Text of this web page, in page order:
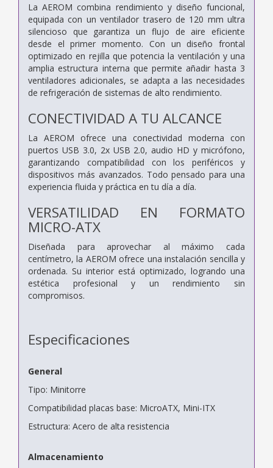
La AEROM combina rendimiento y diseño funcional,
equipada con un ventilador trasero de 120 mm ultra
silencioso que garantiza un flujo de aire eficiente
desde el primer momento. Con un diseño frontal
optimizado en rejilla que potencia la ventilación y una
amplia estructura interna que permite añadir hasta 3
ventiladores adicionales, se adapta a las necesidades
de refrigeración de sistemas de alto rendimiento.
CONECTIVIDAD A TU ALCANCE
La AEROM ofrece una conectividad moderna con
puertos USB 3.0, 2x USB 2.0, audio HD y micrófono,
garantizando compatibilidad con los periféricos y
dispositivos más avanzados. Todo pensado para una
experiencia fluida y práctica en tu día a día.
VERSATILIDAD EN FORMATO
MICRO-ATX
Diseñada para aprovechar al máximo cada
centímetro, la AEROM ofrece una instalación sencilla y
ordenada. Su interior está optimizado, logrando una
estética profesional y un rendimiento sin
compromisos.
Especificaciones
General
Tipo: Minitorre
Compatibilidad placas base: MicroATX, Mini-ITX
Estructura: Acero de alta resistencia
Almacenamiento